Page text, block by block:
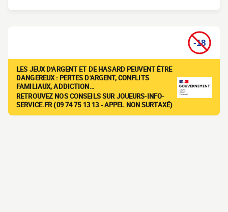
LES JEUX D'ARGENT ET DE HASARD PEUVENT ÊTRE
DANGEREUX : PERTES D'ARGENT, CONFLITS
FAMILIAUX, ADDICTION…
RETROUVEZ NOS CONSEILS SUR JOUEURS-INFO-
SERVICE.FR (09 74 75 13 13 - APPEL NON SURTAXÉ)